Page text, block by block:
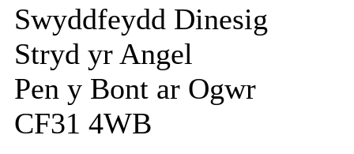
Swyddfeydd Dinesig
Stryd yr Angel
Pen y Bont ar Ogwr
CF31 4WB